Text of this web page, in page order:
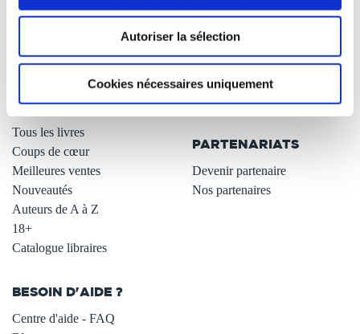
Autoriser la sélection
Cookies nécessaires uniquement
L'auto-édition
Nos services aux auteurs
LIBRAIRIE
Tous les livres
Coups de cœur
Meilleures ventes
Nouveautés
Auteurs de A à Z
18+
Catalogue libraires
Remises quantités -42%
Avantages libraires -30%
Parrainage : partagez 5€
Programme de fidélité
.
PARTENARIATS
Devenir partenaire
Nos partenaires
BESOIN D'AIDE ?
Centre d'aide - FAQ